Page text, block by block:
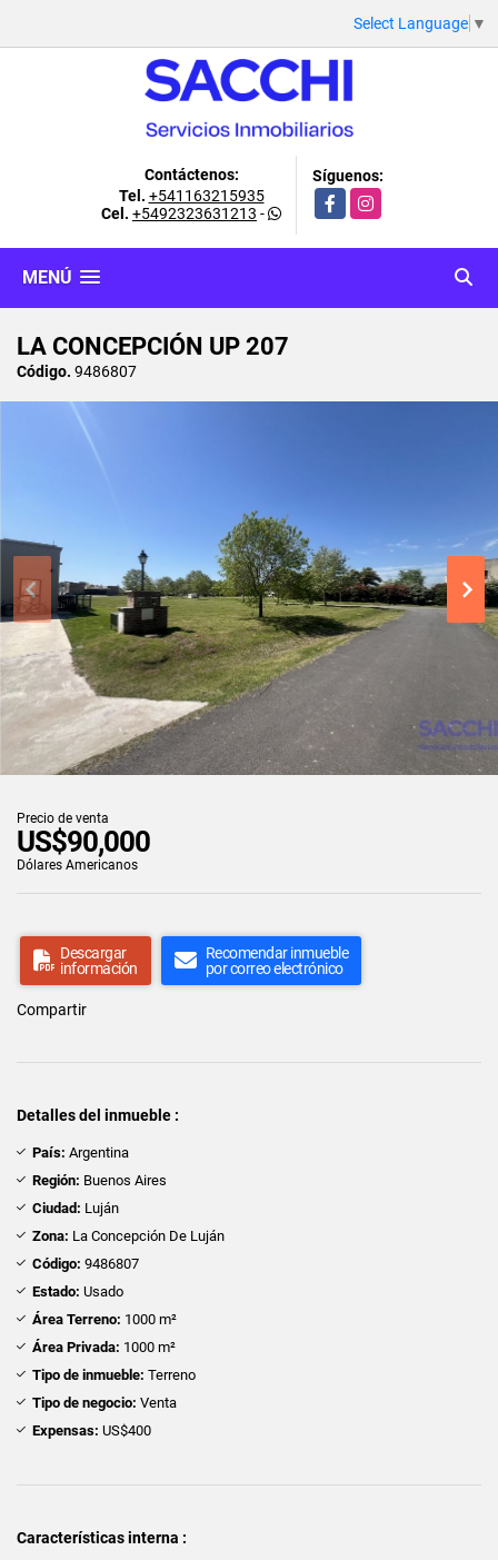
Select Language ▼
Contáctenos:
Tel. +541163215935
Cel. +5492323631213 -
Síguenos:
FacebookInstagram
MENÚ
LA CONCEPCIÓN UP 207
Código. 9486807
Precio de venta
US$90,000
Dólares Americanos
Descargar
información
Recomendar inmueble
por correo electrónico
Compartir
Detalles del inmueble :
País: Argentina
Región: Buenos Aires
Ciudad: Luján
Zona: La Concepción De Luján
Código: 9486807
Estado: Usado
Área Terreno: 1000 m²
Área Privada: 1000 m²
Tipo de inmueble: Terreno
Tipo de negocio: Venta
Expensas: US$400
Características interna :